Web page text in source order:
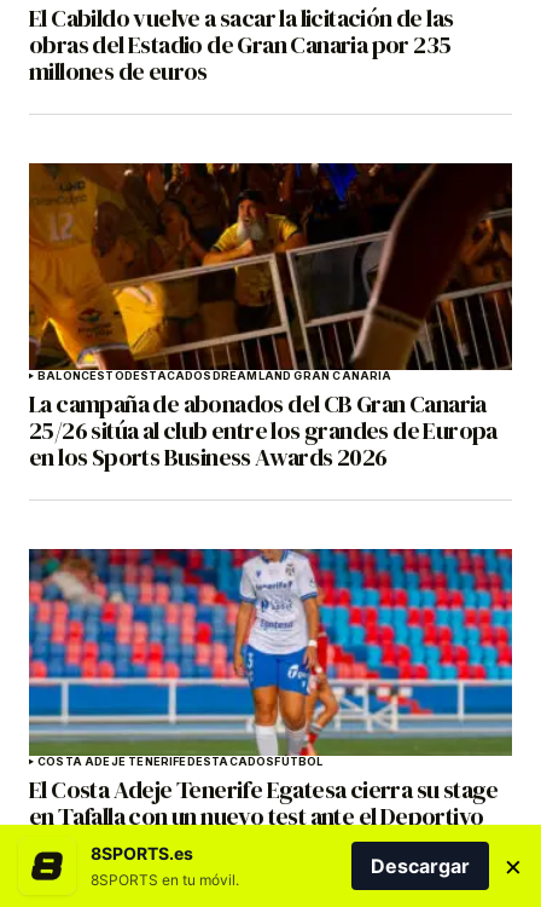
El Cabildo vuelve a sacar la licitación de las
obras del Estadio de Gran Canaria por 235
millones de euros
BALONCESTODESTACADOSDREAMLAND GRAN CANARIA
La campaña de abonados del CB Gran Canaria
25/26 sitúa al club entre los grandes de Europa
en los Sports Business Awards 2026
COSTA ADEJE TENERIFEDESTACADOSFÚTBOL
El Costa Adeje Tenerife Egatesa cierra su stage
en Tafalla con un nuevo test ante el Deportivo
Alavés8SPORTS.es
8SPORTS en tu móvil.
Descargar ×